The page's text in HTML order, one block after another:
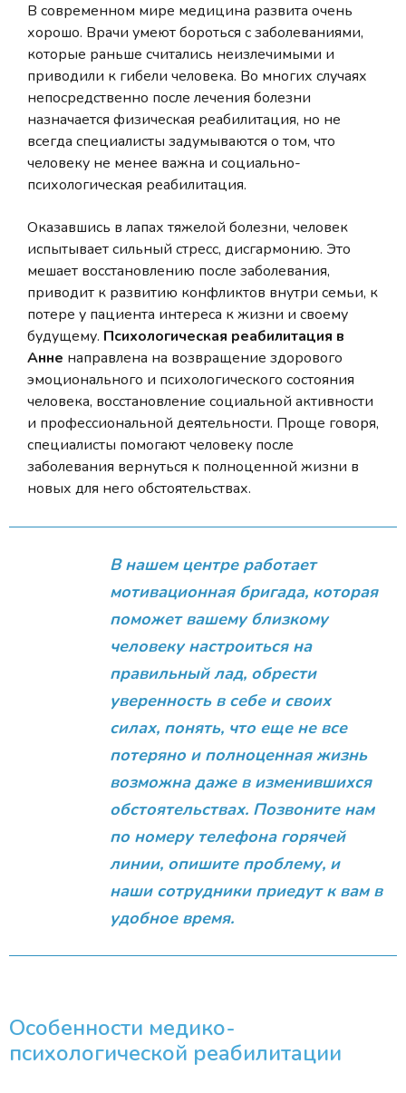
В современном мире медицина развита очень
хорошо. Врачи умеют бороться с заболеваниями,
которые раньше считались неизлечимыми и
приводили к гибели человека. Во многих случаях
непосредственно после лечения болезни
назначается физическая реабилитация, но не
всегда специалисты задумываются о том, что
человеку не менее важна и социально-
психологическая реабилитация.
Оказавшись в лапах тяжелой болезни, человек
испытывает сильный стресс, дисгармонию. Это
мешает восстановлению после заболевания,
приводит к развитию конфликтов внутри семьи, к
потере у пациента интереса к жизни и своему
будущему. Психологическая реабилитация в
Анне направлена на возвращение здорового
эмоционального и психологического состояния
человека, восстановление социальной активности
и профессиональной деятельности. Проще говоря,
специалисты помогают человеку после
заболевания вернуться к полноценной жизни в
новых для него обстоятельствах.
В нашем центре работает
мотивационная бригада, которая
поможет вашему близкому
человеку настроиться на
правильный лад, обрести
уверенность в себе и своих
силах, понять, что еще не все
потеряно и полноценная жизнь
возможна даже в изменившихся
обстоятельствах. Позвоните нам
по номеру телефона горячей
линии, опишите проблему, и
наши сотрудники приедут к вам в
удобное время.
Особенности медико-
психологической реабилитации